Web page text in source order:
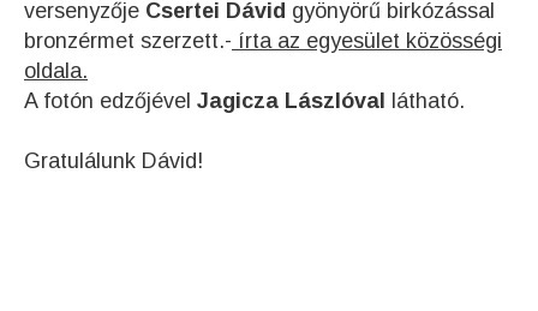
versenyzője Csertei Dávid gyönyörű birkózással
bronzérmet szerzett.- írta az egyesület közösségi
oldala.
A fotón edzőjével Jagicza Lászlóval látható.
Gratulálunk Dávid!